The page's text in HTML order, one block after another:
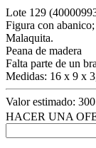
Lote 129
Figura con
Malaquita.
Peana de madera
Falta parte de un
Medidas: 16 x 9 x
Valor estimado:
HACER UNA